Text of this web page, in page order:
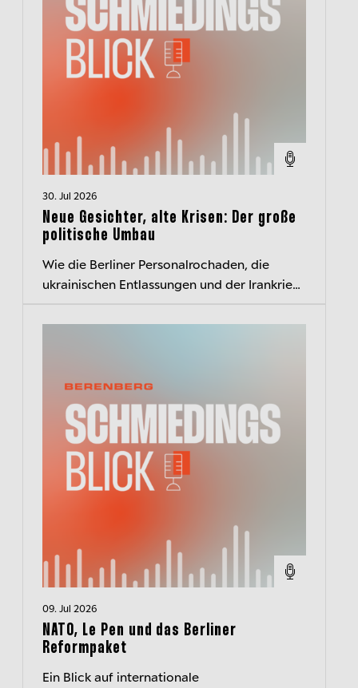
30. Jul 2026
Neue Gesichter, alte Krisen: Der große
politische Umbau
Wie die Berliner Personalrochaden, die
ukrainischen Entlassungen und der Irankrieg
09. Jul 2026
NATO, Le Pen und das Berliner
Reformpaket
Ein Blick auf internationale